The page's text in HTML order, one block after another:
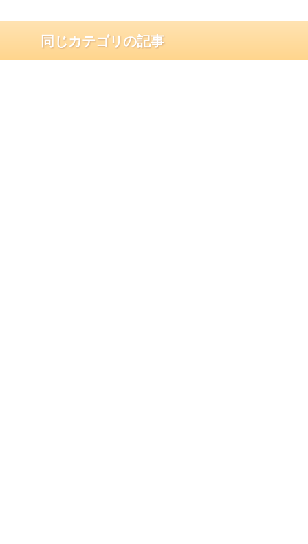
同じカテゴリの記事